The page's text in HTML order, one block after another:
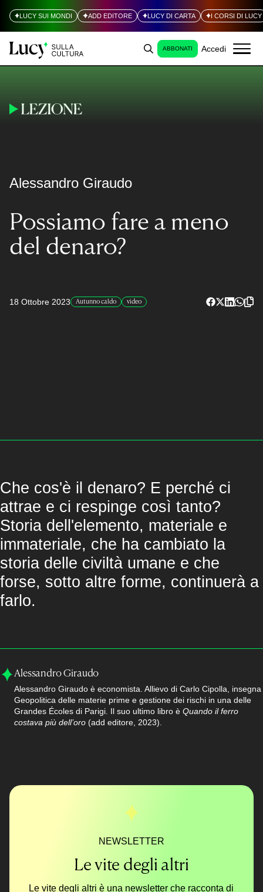
LUCY SUI MONDI ADD EDITORE LUCY DI CARTA I CORSI DI LUCY
ABBONATI Accedi
Alessandro Giraudo
Possiamo fare a meno
del denaro?
18 Ottobre 2023 Autunno caldo video
Che cos'è il denaro? E perché ci
attrae e ci respinge così tanto?
Storia dell'elemento, materiale e
immateriale, che ha cambiato la
storia delle civiltà umane e che
forse, sotto altre forme, continuerà a
farlo.
Alessandro Giraudo
Alessandro Giraudo è economista. Allievo di Carlo Cipolla, insegna
Geopolitica delle materie prime e gestione dei rischi in una delle
Grandes Écoles di Parigi. Il suo ultimo libro èQuando il ferro
costava più dell’oro (add editore, 2023).
NEWSLETTER
Le vite degli altri
Le vite degli altri è una newsletter che racconta di